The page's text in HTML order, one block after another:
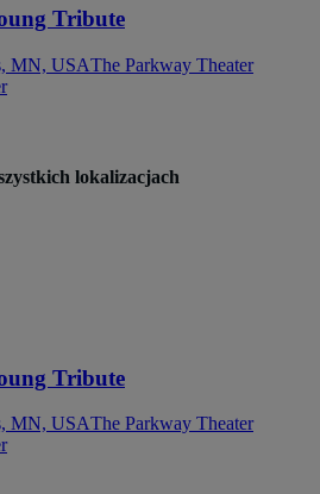
Tribute
MN, USAThe Parkway Theater
lokalizacjach
Tribute
MN, USAThe Parkway Theater